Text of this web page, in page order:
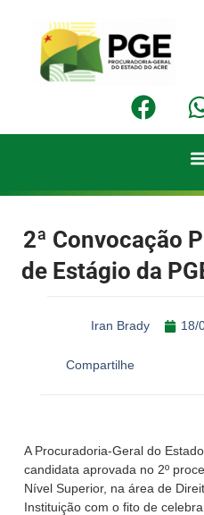
2ª Convocação
de Estágio da
Iran Brady 18/
Compartilhe
A Procuradoria-Geral do
candidata aprovada no 2º
Nível Superior, na área de
Instituição com o fito de